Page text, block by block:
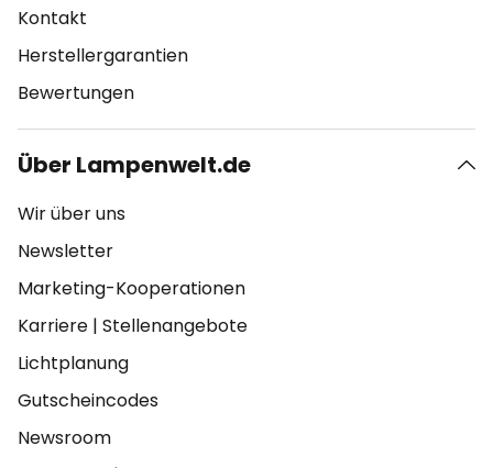
Kontakt
Herstellergarantien
Bewertungen
Über Lampenwelt.de
Wir über uns
Newsletter
Marketing-Kooperationen
Karriere | Stellenangebote
Lichtplanung
Gutscheincodes
Newsroom